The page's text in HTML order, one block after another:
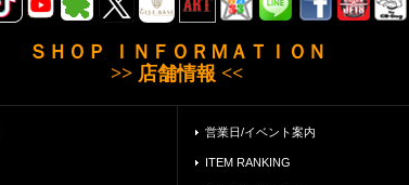
ＳＨＯＰ ＩＮＦＯＲＭＡＴＩＯＮ
>> 店舗情報 <<
営業日/イベント案内
ITEM RANKING